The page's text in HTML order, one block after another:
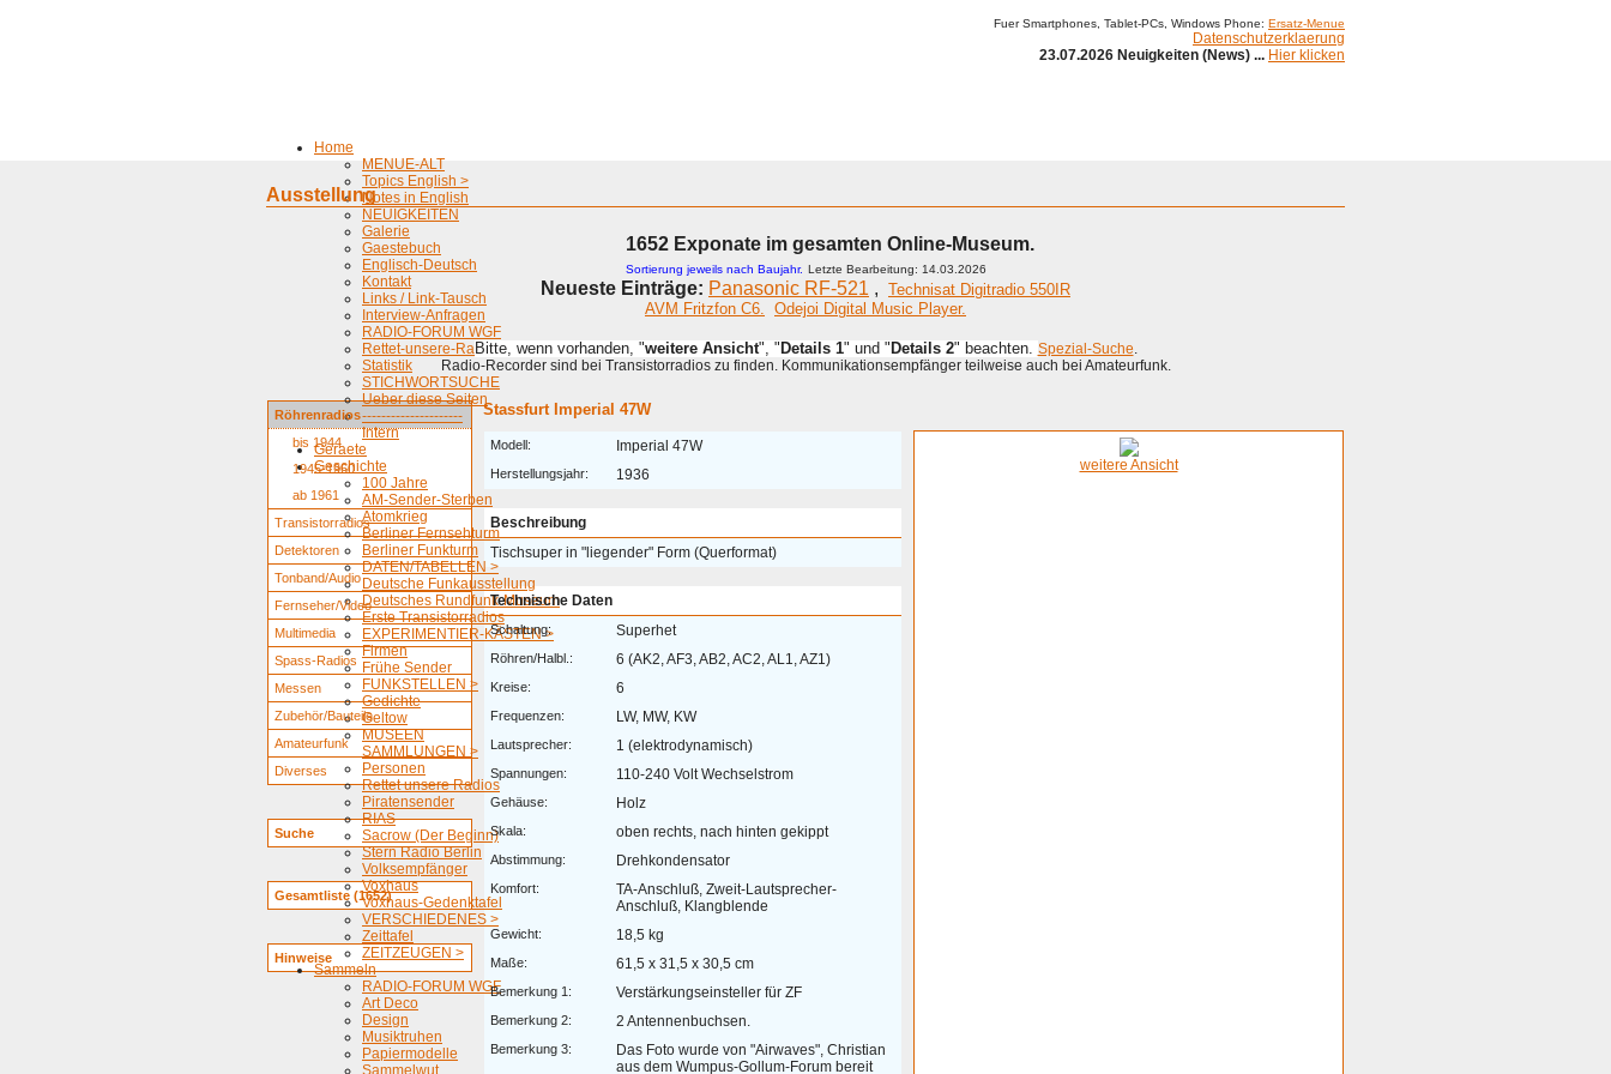
Fuer Smartphones, Tablet-PCs, Windows Phone: Ersatz-Menue
Datenschutzerklaerung
23.07.2026 Neuigkeiten (News) ... Hier klicken
Home
MENUE-ALT
Topics English >
Notes in English
NEUIGKEITEN
Galerie
Gaestebuch
Englisch-Deutsch
Kontakt
Links / Link-Tausch
Interview-Anfragen
RADIO-FORUM WGF
Rettet-unsere-Radios
Statistik
STICHWORTSUCHE
Ueber diese Seiten
---------------------
Intern
Geraete
Geschichte
100 Jahre
AM-Sender-Sterben
Atomkrieg
Berliner Fernsehturm
Berliner Funkturm
DATEN/TABELLEN >
Deutsche Funkausstellung
Deutsches Rundfunk-Museum
Erste Transistorradios
EXPERIMENTIER-KÄSTEN >
Firmen
Frühe Sender
FUNKSTELLEN >
Gedichte
Geltow
MUSEEN
SAMMLUNGEN >
Personen
Rettet unsere Radios
Piratensender
RIAS
Sacrow (Der Beginn)
Stern Radio Berlin
Volksempfänger
Voxhaus
Voxhaus-Gedenktafel
VERSCHIEDENES >
Zeittafel
ZEITZEUGEN >
Sammeln
RADIO-FORUM WGF
Art Deco
Design
Musiktruhen
Papiermodelle
Sammelwut
Ausstellung
1652 Exponate im gesamten Online-Museum.
Sortierung jeweils nach Baujahr. Letzte Bearbeitung: 14.03.2026
Neueste Einträge: Panasonic RF-521 , Technisat Digitradio 550IR
AVM Fritzfon C6. Odejoi Digital Music Player.
Bitte, wenn vorhanden, "weitere Ansicht", " Details 1" und " Details 2" beachten. Spezial-Suche.
Radio-Recorder sind bei Transistorradios zu finden. Kommunikationsempfänger teilweise auch bei Amateurfunk.
Röhrenradios
bis 1944
1945-1960
ab 1961
Transistorradios
Detektoren
Tonband/Audio
Fernseher/Video
Multimedia
Spass-Radios
Messen
Zubehör/Bauteile
Amateurfunk
Diverses
Suche
Gesamtliste (1652)
Hinweise
Stassfurt Imperial 47W
Modell: Imperial 47W
Herstellungsjahr: 1936
Beschreibung
Tischsuper in "liegender" Form (Querformat)
Technische Daten
Schaltung: Superhet
Röhren/Halbl.: 6 (AK2, AF3, AB2, AC2, AL1, AZ1)
Kreise: 6
Frequenzen: LW, MW, KW
Lautsprecher: 1 (elektrodynamisch)
Spannungen: 110-240 Volt Wechselstrom
Gehäuse: Holz
Skala: oben rechts, nach hinten gekippt
Abstimmung: Drehkondensator
Komfort:
TA-Anschluß, Zweit-Lautsprecher-
Anschluß, Klangblende
Gewicht: 18,5 kg
Maße: 61,5 x 31,5 x 30,5 cm
Bemerkung 1: Verstärkungseinsteller für ZF
Bemerkung 2: 2 Antennenbuchsen.
Bemerkung 3:
Das Foto wurde von "Airwaves", Christian
aus dem Wumpus-Gollum-Forum bereit
weitere Ansicht